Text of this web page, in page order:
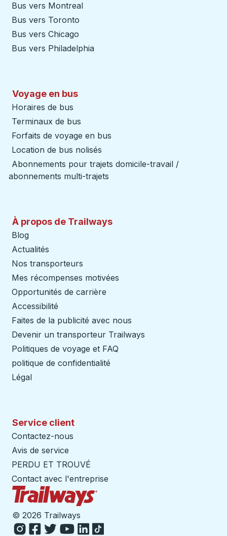
Bus vers Montreal
Bus vers Toronto
Bus vers Chicago
Bus vers Philadelphia
Voyage en bus
Horaires de bus
Terminaux de bus
Forfaits de voyage en bus
Location de bus nolisés
Abonnements pour trajets domicile-travail /
abonnements multi-trajets
À propos de Trailways
Blog
Actualités
Nos transporteurs
Mes récompenses motivées
Opportunités de carrière
Accessibilité
Faites de la publicité avec nous
Devenir un transporteur Trailways
Politiques de voyage et FAQ
politique de confidentialité
Légal
Service client
Contactez-nous
Avis de service
PERDU ET TROUVÉ
Contact avec l'entreprise
© 2026 Trailways